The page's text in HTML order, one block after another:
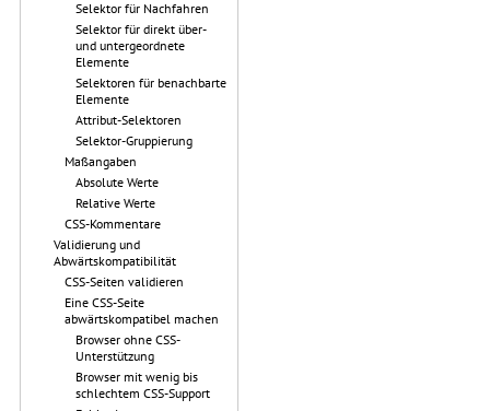
Selektor für Nachfahren
Selektor für direkt über-
und untergeordnete
Elemente
Selektoren für benachbarte
Elemente
Attribut-Selektoren
Selektor-Gruppierung
Maßangaben
Absolute Werte
Relative Werte
CSS-Kommentare
Validierung und
Abwärtskompatibilität
CSS-Seiten validieren
Eine CSS-Seite
abwärtskompatibel machen
Browser ohne CSS-
Unterstützung
Browser mit wenig bis
schlechtem CSS-Support